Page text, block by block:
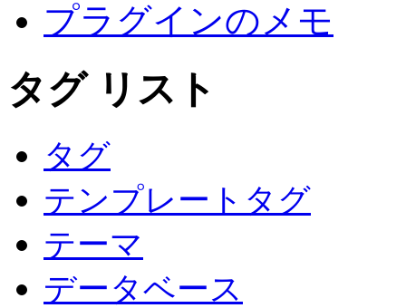
プラグインのメモ
タグ リスト
タグ
テンプレートタグ
テーマ
データベース